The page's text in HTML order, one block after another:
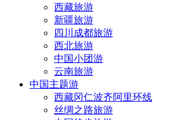
西藏旅游
新疆旅游
四川成都旅游
西北旅游
中国小团游
云南旅游
中国主题游
西藏冈仁波齐阿里环线
丝绸之路旅游